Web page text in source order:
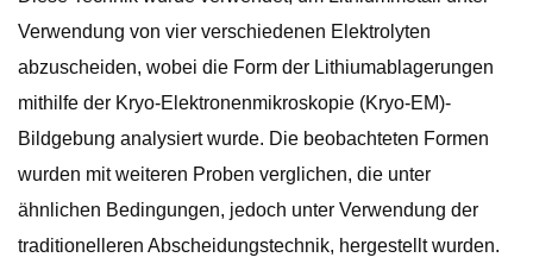
Verwendung von vier verschiedenen Elektrolyten
abzuscheiden, wobei die Form der Lithiumablagerungen
mithilfe der Kryo-Elektronenmikroskopie (Kryo-EM)-
Bildgebung analysiert wurde. Die beobachteten Formen
wurden mit weiteren Proben verglichen, die unter
ähnlichen Bedingungen, jedoch unter Verwendung der
traditionelleren Abscheidungstechnik, hergestellt wurden.